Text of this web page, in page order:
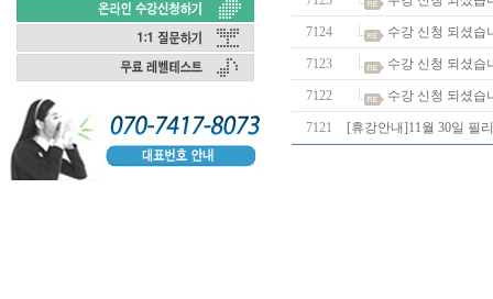
7124 수강 신청 되셨습
7123 수강 신청 되셨습
7122 수강 신청 되셨습
7121 [휴강안내]11월 30일 필